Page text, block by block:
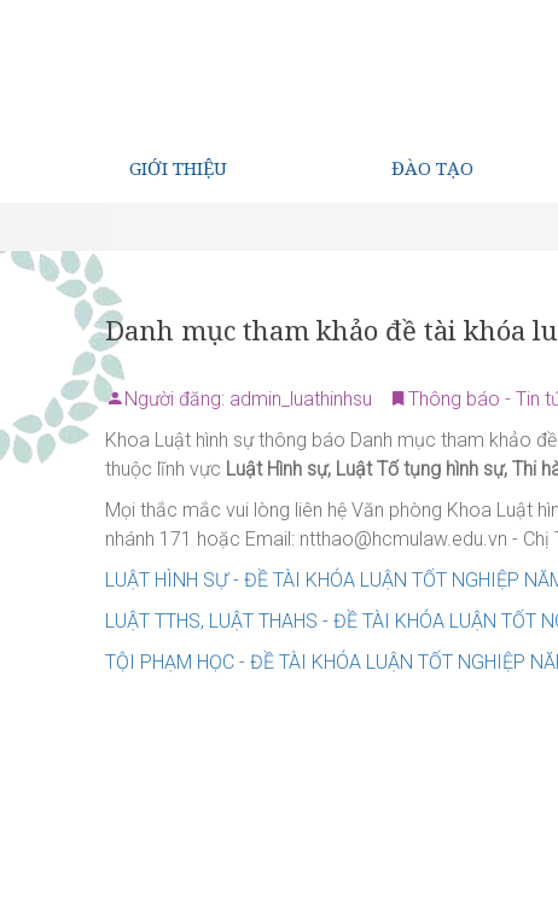
GIỚI THIỆU ĐÀO TẠO
Danh mục tham khảo đề tài khóa
Người đăng: admin_luathinhsu Thông báo - Tin
Khoa Luật hình sự thông báo Danh mục tham khảo
thuộc lĩnh vực Luật Hình sự, Luật Tố tụng hình sự, Thi
Mọi thắc mắc vui lòng liên hệ Văn phòng Khoa Luật
nhánh 171 hoặc Email: ntthao@hcmulaw.edu.vn - Chị
LUẬT HÌNH SỰ - ĐỀ TÀI KHÓA LUẬN TỐT NGHIỆP
LUẬT TTHS, LUẬT THAHS - ĐỀ TÀI KHÓA LUẬN TỐT
TỘI PHẠM HỌC - ĐỀ TÀI KHÓA LUẬN TỐT NGHIỆP